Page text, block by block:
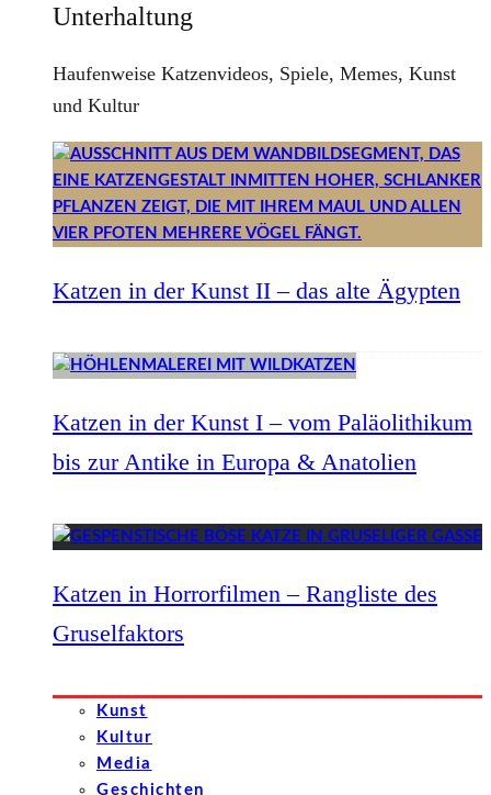
Unterhaltung
Haufenweise Katzenvideos, Spiele, Memes, Kunst
und Kultur
Katzen in der Kunst II – das alte Ägypten
Katzen in der Kunst I – vom Paläolithikum
bis zur Antike in Europa & Anatolien
Katzen in Horrorfilmen – Rangliste des
Gruselfaktors
Kunst
Kultur
Media
Geschichten